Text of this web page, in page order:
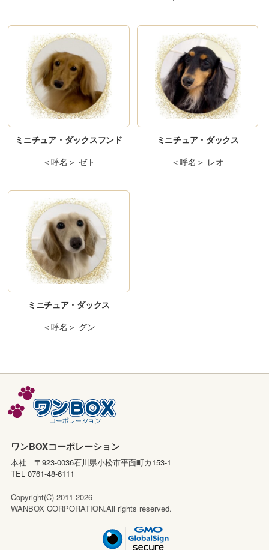
ミニチュア・ダックスフンド
＜呼名＞ ゼト
ミニチュア・ダックス
＜呼名＞ レオ
ミニチュア・ダックス
＜呼名＞ グン
ワンBOXコーポレーション
本社 〒923-0036石川県小松市平面町カ153-1
TEL 0761-48-6111
Copyright(C) 2011-2026
WANBOX CORPORATION.All rights reserved.